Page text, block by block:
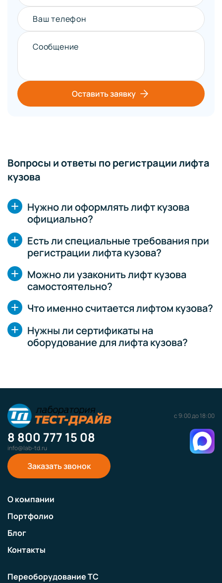
Ваш телефон
Сообщение
Оставить заявку
Вопросы и ответы по регистрации лифта
кузова
Нужно ли оформлять лифт кузова
официально?
Есть ли специальные требования при
регистрации лифта кузова?
Можно ли узаконить лифт кузова
самостоятельно?
Что именно считается лифтом кузова?
Нужны ли сертификаты на
оборудование для лифта кузова?
с 9:00 до 18:00
8 800 777 15 08
info@lab-td.ru
Заказать звонок
О компании
Портфолио
Блог
Контакты
Переоборудование ТС